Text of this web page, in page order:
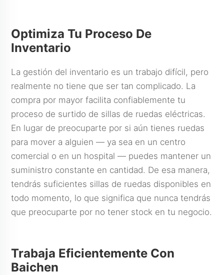
Optimiza Tu Proceso De
Inventario
La gestión del inventario es un trabajo difícil, pero
realmente no tiene que ser tan complicado. La
compra por mayor facilita confiablemente tu
proceso de surtido de sillas de ruedas eléctricas.
En lugar de preocuparte por si aún tienes ruedas
para mover a alguien — ya sea en un centro
comercial o en un hospital — puedes mantener un
suministro constante en cantidad. De esa manera,
tendrás suficientes sillas de ruedas disponibles en
todo momento, lo que significa que nunca tendrás
que preocuparte por no tener stock en tu negocio.
Trabaja Eficientemente Con
Baichen